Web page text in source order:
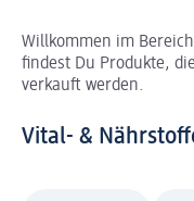
Willkommen im
findest Du Produkte,
verkauft werden.
Vital- &